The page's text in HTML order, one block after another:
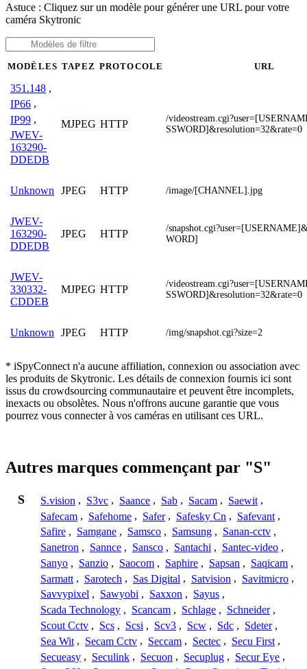
Astuce : Cliquez sur un modèle pour générer une URL pour votre
caméra Skytronic
MODÈLES TAPEZ PROTOCOLE URL
351.148 ,
IP66 ,
IP99 ,
JWEV-
163290-
DDEDB
MJPEG HTTP
/
SSWORD]&resolution=32&rate=0
Unknown JPEG HTTP /image/[CHANNEL].jpg
JWEV-
163290-
DDEDB
JPEG HTTP
/
WORD]
JWEV-
330332-
CDDEB
MJPEG HTTP
/
SSWORD]&resolution=32&rate=0
Unknown JPEG HTTP /img/snapshot.cgi?size=2
* iSpyConnect n'a aucune affiliation, connexion ou association avec
les produits de Skytronic. Les détails de connexion fournis ici sont
issus du crowdsourcing communautaire et peuvent être incomplets,
inexacts ou obsolètes. Nous n'offrons aucune garantie que vous
pourrez vous connecter à vos caméras en utilisant ces URL.
Autres marques commençant par "S"
S S.vision , S3vc , Saance , Sab , Sacam , Saewit ,
Safecam , Safehome , Safer , Safesky Cn , Safevant ,
Safire , Samgane , Samsco , Samsung , Sanan-cctv ,
Sanetron , Sannce , Sansco , Santachi , Santec-video ,
Sanyo , Sanzio , Saocom , Saphire , Sapsan , Saqicam ,
Sarmatt , Sarotech , Sas Digital , Satvision , Savitmicro ,
Savvypixel , Sawyobi , Saxxon , Sayus ,
Scada Technology , Scancam , Schlage , Schneider ,
Scout Cctv , Scs , Scsi , Scv3 , Scw , Sdc , Sdeter ,
Sea Wit , Secam Cctv , Seccam , Sectec , Secu First ,
Secueasy , Seculink , Secuon , Secuplug , Secur Eye ,